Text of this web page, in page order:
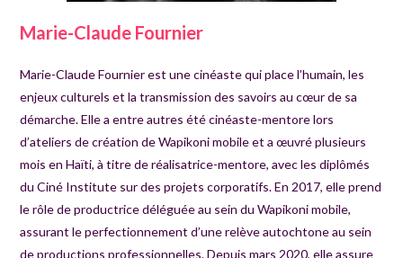
Marie-Claude Fournier
Marie-Claude Fournier est une cinéaste qui place l’humain, les
enjeux culturels et la transmission des savoirs au cœur de sa
démarche. Elle a entre autres été cinéaste-mentore lors
d’ateliers de création de Wapikoni mobile et a œuvré plusieurs
mois en Haïti, à titre de réalisatrice-mentore, avec les diplômés
du Ciné Institute sur des projets corporatifs. En 2017, elle prend
le rôle de productrice déléguée au sein du Wapikoni mobile,
assurant le perfectionnement d’une relève autochtone au sein
de productions professionnelles. Depuis mars 2020, elle assure